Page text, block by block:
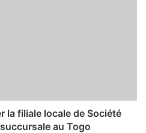
la filiale locale de Société
au Togo